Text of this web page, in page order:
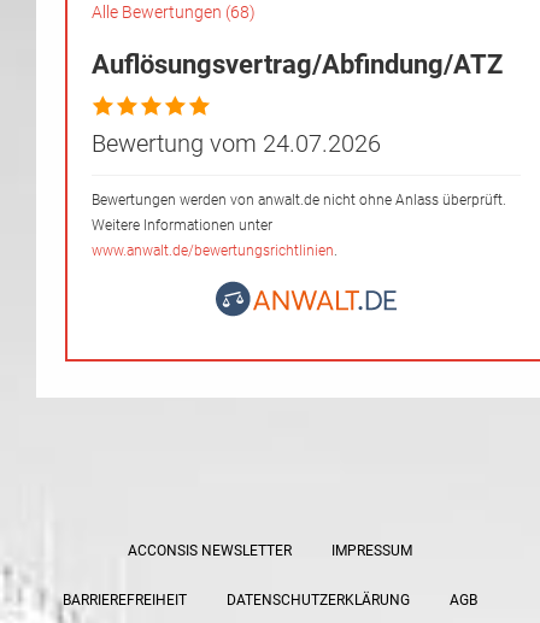
Alle Bewertungen (68)
Auflösungsvertrag/Abfindung/ATZ
Bewertung vom 24.07.2026
Bewertungen werden von anwalt.de nicht ohne Anlass überprüft.
Weitere Informationen unter
www.anwalt.de/bewertungsrichtlinien
ACCONSIS NEWSLETTER IMPRESSUM
BARRIEREFREIHEIT DATENSCHUTZERKLÄRUNG AGB